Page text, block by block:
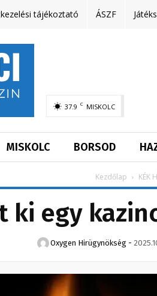
tájékoztató ÁSZF
37.9 C MISKOLC
MISKOLC BORSOD
Kezdőlap KÉK
ki egy
Oxygen Hirügynökség -